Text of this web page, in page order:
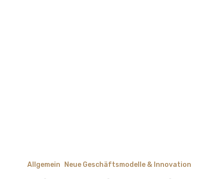
Allgemein Neue Geschäftsmodelle & Innovation